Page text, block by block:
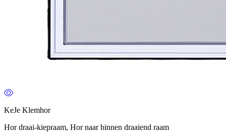
KeJe Klemhor
Hor draai-kiepraam, Hor naar binnen draaiend raam